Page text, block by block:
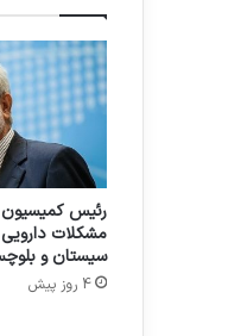
ا
ه
ا
ی
ا
س
ی
م
ر
د
رئیس
مشکلات دارویی
سیستان و
4 روز پیش